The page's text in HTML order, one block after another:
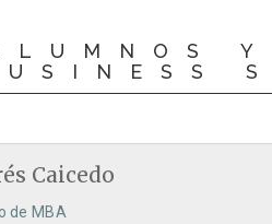
Y
Caicedo
de MBA